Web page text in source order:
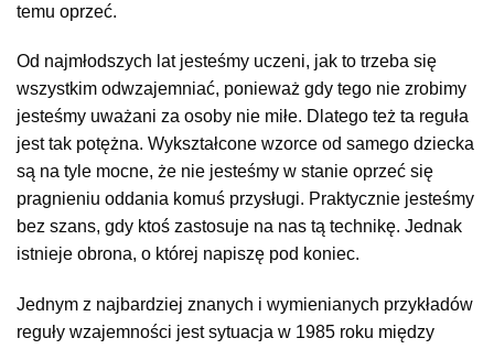
temu oprzeć.
Od najmłodszych lat jesteśmy uczeni, jak to trzeba się
wszystkim odwzajemniać, ponieważ gdy tego nie zrobimy
jesteśmy uważani za osoby nie miłe. Dlatego też ta reguła
jest tak potężna. Wykształcone wzorce od samego dziecka
są na tyle mocne, że nie jesteśmy w stanie oprzeć się
pragnieniu oddania komuś przysługi. Praktycznie jesteśmy
bez szans, gdy ktoś zastosuje na nas tą technikę. Jednak
istnieje obrona, o której napiszę pod koniec.
Jednym z najbardziej znanych i wymienianych przykładów
reguły wzajemności jest sytuacja w 1985 roku między